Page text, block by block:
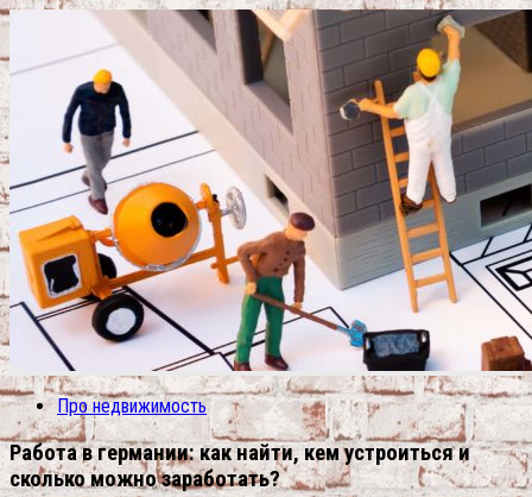
Про недвижимость
Работа в германии: как найти, кем устроиться и
сколько можно заработать?